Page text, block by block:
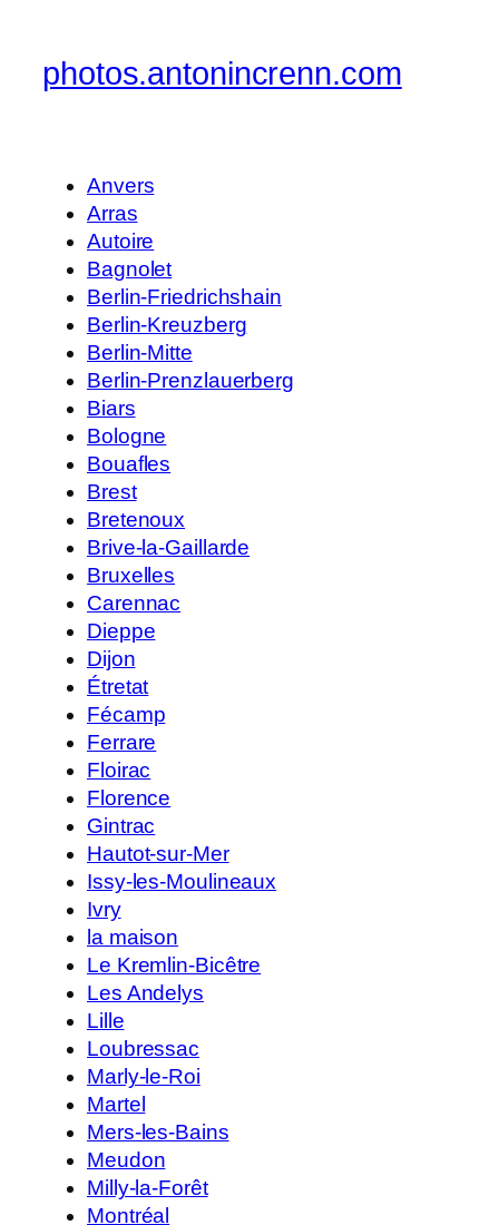
photos.antonincrenn.com
Anvers
Arras
Autoire
Bagnolet
Berlin-Friedrichshain
Berlin-Kreuzberg
Berlin-Mitte
Berlin-Prenzlauerberg
Biars
Bologne
Bouafles
Brest
Bretenoux
Brive-la-Gaillarde
Bruxelles
Carennac
Dieppe
Dijon
Étretat
Fécamp
Ferrare
Floirac
Florence
Gintrac
Hautot-sur-Mer
Issy-les-Moulineaux
Ivry
la maison
Le Kremlin-Bicêtre
Les Andelys
Lille
Loubressac
Marly-le-Roi
Martel
Mers-les-Bains
Meudon
Milly-la-Forêt
Montréal